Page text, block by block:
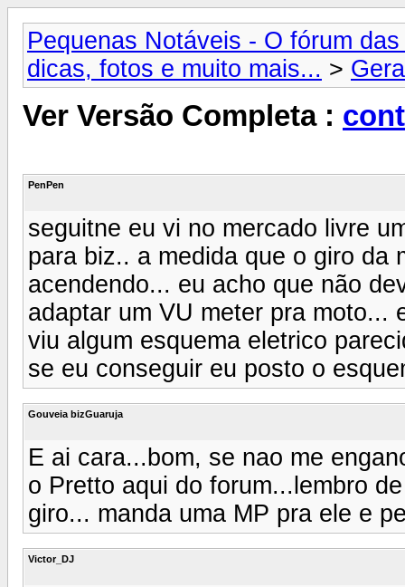
Pequenas Notáveis - O fórum
dicas, fotos e muito mais... >
Ver Versão Completa :
PenPen
seguitne eu vi no mercado livre
para biz.. a medida que o giro da
acendendo... eu acho que não
adaptar um VU meter pra moto...
viu algum esquema eletrico
se eu conseguir eu posto o
Gouveia bizGuaruja
E ai cara...bom, se nao me
o Pretto aqui do forum...lembro
giro... manda uma MP pra ele e
Victor_DJ